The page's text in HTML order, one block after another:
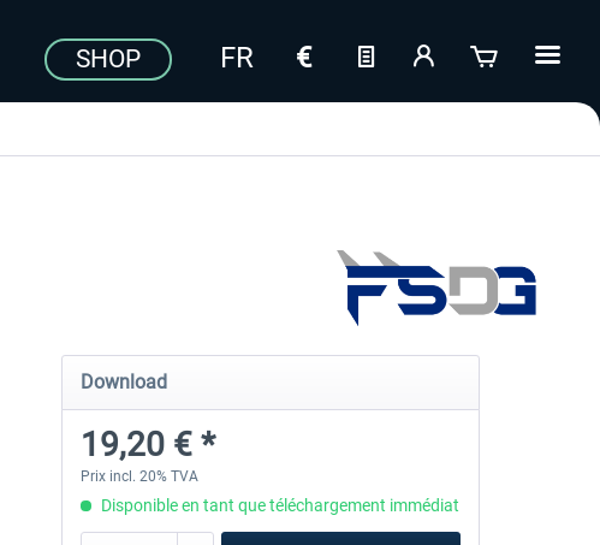
SHOP
Download
19,20 € *
Prix incl. 20% TVA
Disponible en tant que téléchargement immédiat